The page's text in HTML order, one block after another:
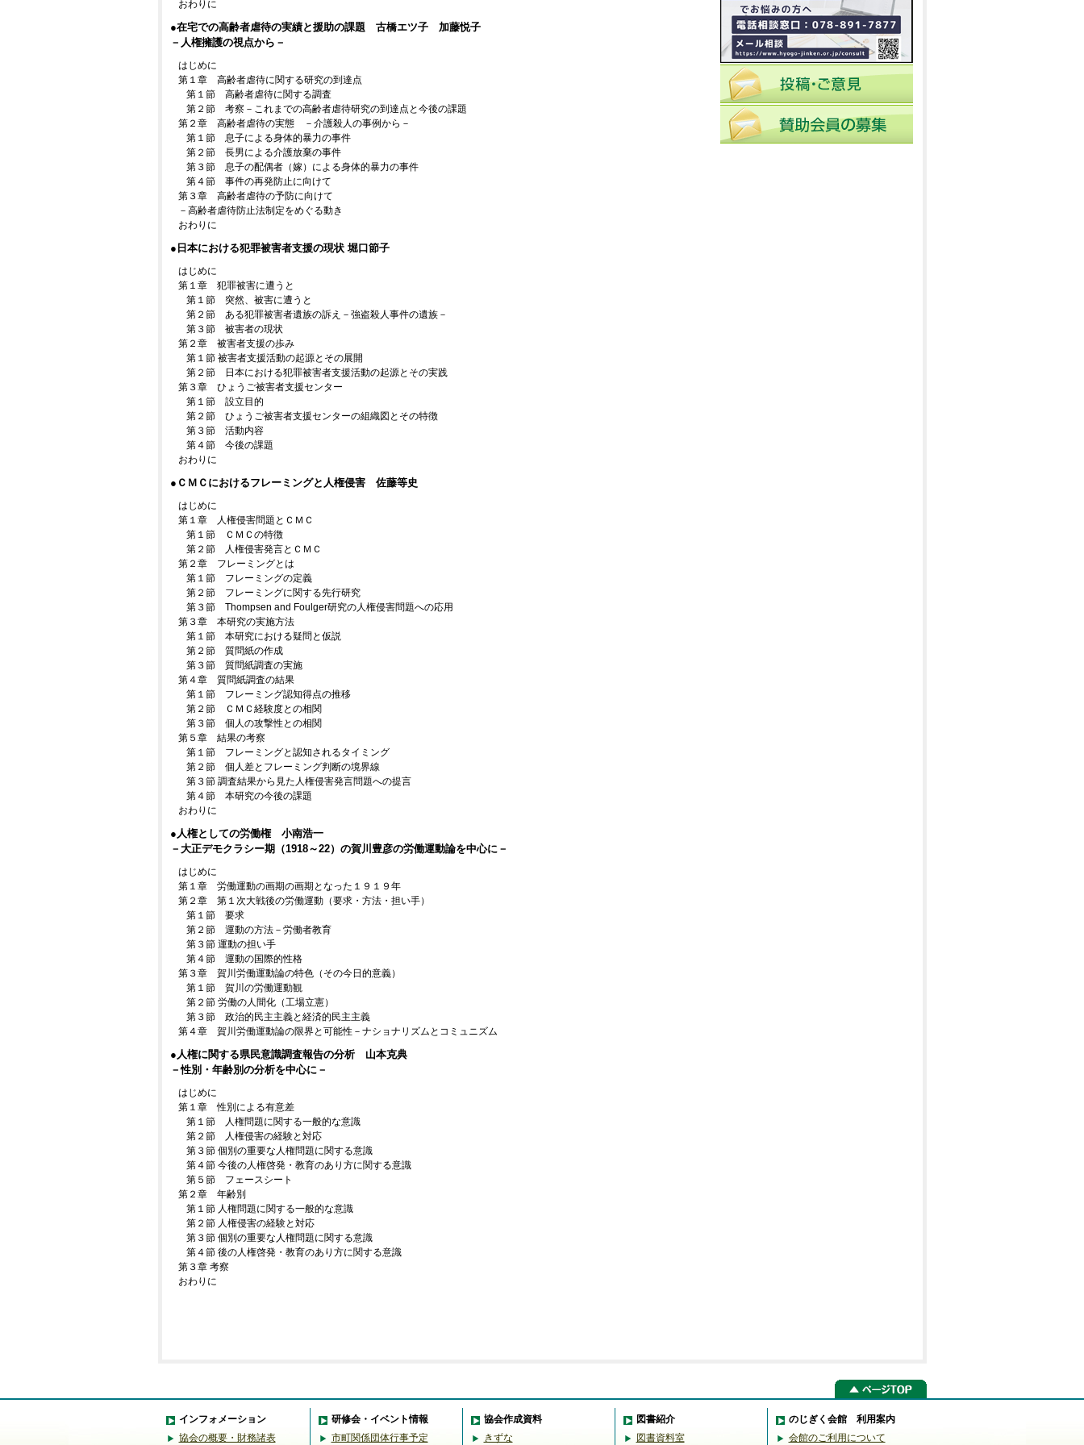
おわりに
●在宅での高齢者虐待の実績と援助の課題 古橋エツ子 加藤悦子
－人権擁護の視点から－
はじめに
第１章 高齢者虐待に関する研究の到達点
第１節 高齢者虐待に関する調査
第２節 考察－これまでの高齢者虐待研究の到達点と今後の課題
第２章 高齢者虐待の実態 －介護殺人の事例から－
第１節 息子による身体的暴力の事件
第２節 長男による介護放棄の事件
第３節 息子の配偶者（嫁）による身体的暴力の事件
第４節 事件の再発防止に向けて
第３章 高齢者虐待の予防に向けて
－高齢者虐待防止法制定をめぐる動き
おわりに
●日本における犯罪被害者支援の現状 堀口節子
はじめに
第１章 犯罪被害に遭うと
第１節 突然、被害に遭うと
第２節 ある犯罪被害者遺族の訴え－強盗殺人事件の遺族－
第３節 被害者の現状
第２章 被害者支援の歩み
第１節 被害者支援活動の起源とその展開
第２節 日本における犯罪被害者支援活動の起源とその実践
第３章 ひょうご被害者支援センター
第１節 設立目的
第２節 ひょうご被害者支援センターの組織図とその特徴
第３節 活動内容
第４節 今後の課題
おわりに
●ＣＭＣにおけるフレーミングと人権侵害 佐藤等史
はじめに
第１章 人権侵害問題とＣＭＣ
第１節 ＣＭＣの特徴
第２節 人権侵害発言とＣＭＣ
第２章 フレーミングとは
第１節 フレーミングの定義
第２節 フレーミングに関する先行研究
第３節 Thompsen and Foulger研究の人権侵害問題への応用
第３章 本研究の実施方法
第１節 本研究における疑問と仮説
第２節 質問紙の作成
第３節 質問紙調査の実施
第４章 質問紙調査の結果
第１節 フレーミング認知得点の推移
第２節 ＣＭＣ経験度との相関
第３節 個人の攻撃性との相関
第５章 結果の考察
第１節 フレーミングと認知されるタイミング
第２節 個人差とフレーミング判断の境界線
第３節 調査結果から見た人権侵害発言問題への提言
第４節 本研究の今後の課題
おわりに
●人権としての労働権 小南浩一
－大正デモクラシー期（1918～22）の賀川豊彦の労働運動論を中心に－
はじめに
第１章 労働運動の画期の画期となった１９１９年
第２章 第１次大戦後の労働運動（要求・方法・担い手）
第１節 要求
第２節 運動の方法－労働者教育
第３節 運動の担い手
第４節 運動の国際的性格
第３章 賀川労働運動論の特色（その今日的意義）
第１節 賀川の労働運動観
第２節 労働の人間化（工場立憲）
第３節 政治的民主主義と経済的民主主義
第４章 賀川労働運動論の限界と可能性－ナショナリズムとコミュニズム
●人権に関する県民意識調査報告の分析 山本克典
－性別・年齢別の分析を中心に－
はじめに
第１章 性別による有意差
第１節 人権問題に関する一般的な意識
第２節 人権侵害の経験と対応
第３節 個別の重要な人権問題に関する意識
第４節 今後の人権啓発・教育のあり方に関する意識
第５節 フェースシート
第２章 年齢別
第１節 人権問題に関する一般的な意識
第２節 人権侵害の経験と対応
第３節 個別の重要な人権問題に関する意識
第４節 後の人権啓発・教育のあり方に関する意識
第３章 考察
おわりに
インフォメーション
協会の概要・財務諸表
研修会・イベント情報
市町関係団体行事予定
協会作成資料
きずな
図書紹介
図書資料室
のじぎく会館 利用案内
会館のご利用について